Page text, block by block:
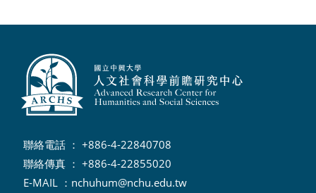
聯絡電話 ： +886-4-22840708
聯絡傳真 ： +886-4-22855020
E-MAIL ： nchuhum@nchu.edu.tw